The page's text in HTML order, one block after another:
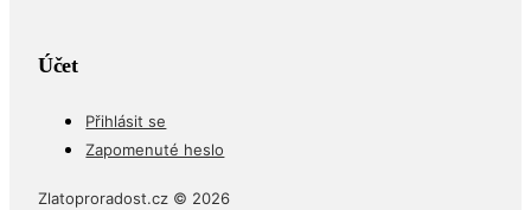
Účet
Přihlásit se
Zapomenuté heslo
Zlatoproradost.cz © 2026